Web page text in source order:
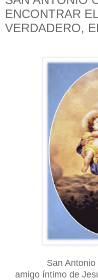
ENCONTRAR
VERDADERO,
San
amigo íntimo de